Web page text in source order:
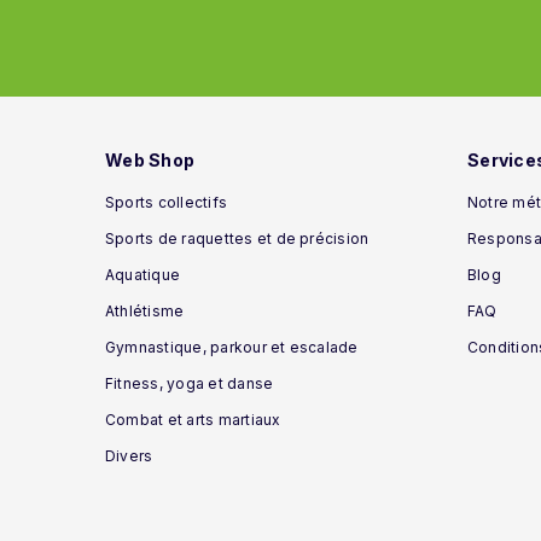
Web Shop
Sports collectifs
Sports de raquettes et de précision
Aquatique
Athlétisme
Gymnastique, parkour et escalade
Fitness, yoga et danse
Combat et arts martiaux
Divers
Notre
Blog
FAQ